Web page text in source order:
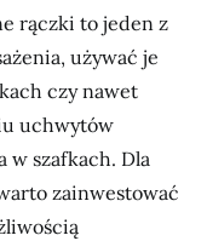
rączki to jeden z
używać je
czy nawet
uchwytów
w szafkach. Dla
zainwestować